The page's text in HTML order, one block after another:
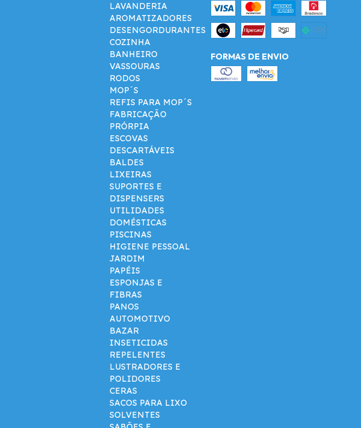
LAVANDERIA
AROMATIZADORES
DESENGORDURANTES
COZINHA
BANHEIRO
VASSOURAS
RODOS
MOP´S
REFIS PARA MOP´S
FABRICAÇÃO
PRÓRPIA
ESCOVAS
DESCARTÁVEIS
BALDES
LIXEIRAS
SUPORTES E
DISPENSERS
UTILIDADES
DOMÉSTICAS
PISCINAS
HIGIENE PESSOAL
JARDIM
PAPÉIS
ESPONJAS E
FIBRAS
PANOS
AUTOMOTIVO
BAZAR
INSETICIDAS
REPELENTES
LUSTRADORES E
POLIDORES
CERAS
SACOS PARA LIXO
SOLVENTES
FORMAS DE ENVIO